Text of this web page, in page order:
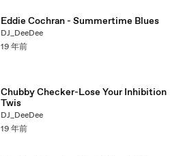
Eddie Cochran - Summertime Blues
DJ_DeeDee
19 年前
Chubby Checker-Lose Your Inhibition
Twis
DJ_DeeDee
19 年前